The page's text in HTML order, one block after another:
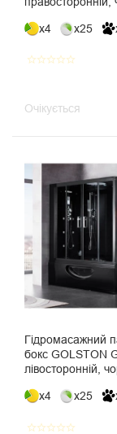
x4
x25
star_borderstar_borderstar_borderstar_borderstar_border
Очікується
Гідромасажний
бокс GOLSTON
лівосторонній,
x4
x25
star_borderstar_borderstar_borderstar_borderstar_border